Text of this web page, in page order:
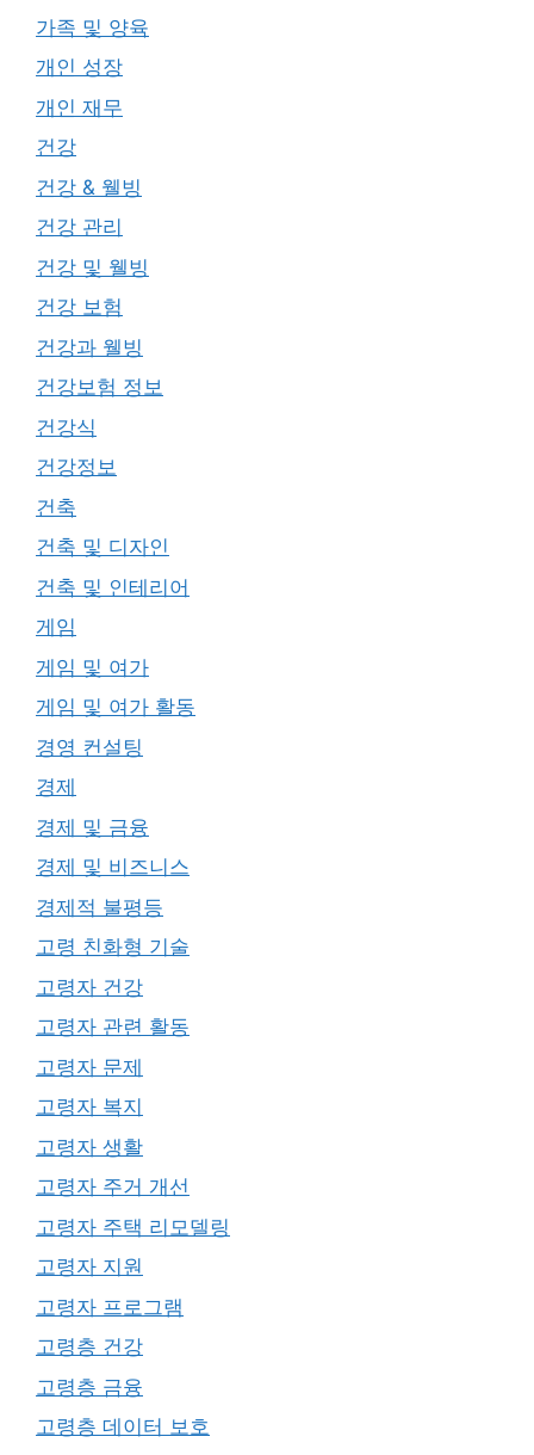
가족 및 양육
개인 성장
개인 재무
건강
건강 & 웰빙
건강 관리
건강 및 웰빙
건강 보험
건강과 웰빙
건강보험 정보
건강식
건강정보
건축
건축 및 디자인
건축 및 인테리어
게임
게임 및 여가
게임 및 여가 활동
경영 컨설팅
경제
경제 및 금융
경제 및 비즈니스
경제적 불평등
고령 친화형 기술
고령자 건강
고령자 관련 활동
고령자 문제
고령자 복지
고령자 생활
고령자 주거 개선
고령자 주택 리모델링
고령자 지원
고령자 프로그램
고령층 건강
고령층 금융
고령층 데이터 보호